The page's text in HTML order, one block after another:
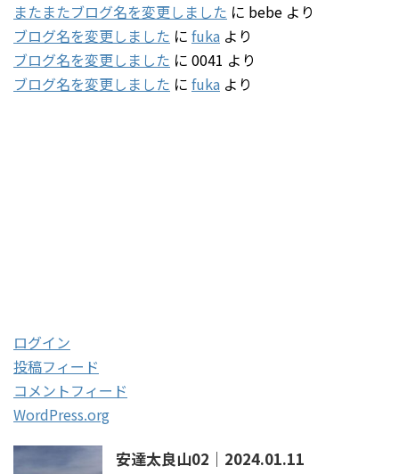
またまたブログ名を変更しました に bebe より
ブログ名を変更しました に fuka より
ブログ名を変更しました に 0041 より
ブログ名を変更しました に fuka より
ログイン
投稿フィード
コメントフィード
WordPress.org
安達太良山02｜2024.01.11